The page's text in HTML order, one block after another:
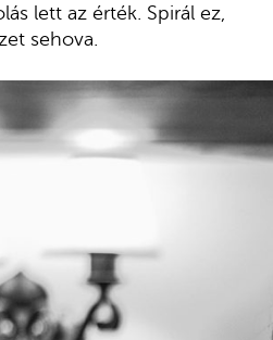
lett az érték. Spirál ez,
sehova.